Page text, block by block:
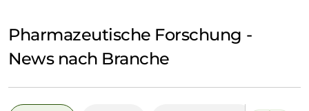
Pharmazeutische Forschung -
News nach Branche